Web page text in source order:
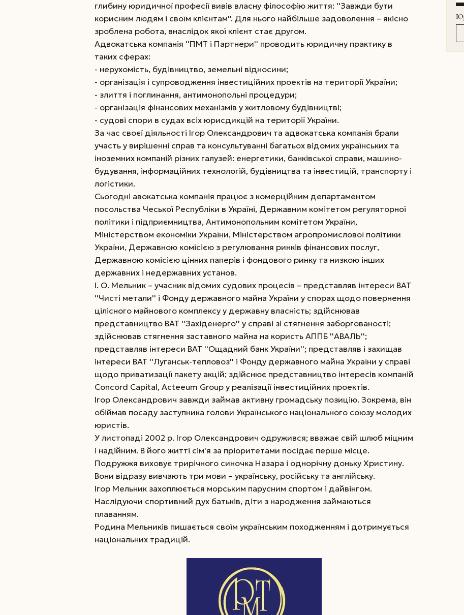
глибину юридичної професії вивів власну філософію життя: ''Завжди бути
корисним людям і своїм клієнтам''. Для нього найбільше задоволення – якісно
зроблена робота, внаслідок якої клієнт стає другом.
Адвокатська компанія ''ПМТ і Партнери'' проводить юридичну практику в
таких сферах:
- нерухомість, будівництво, земельні відносини;
- організація і супроводження інвестиційних проектів на території України;
- злиття і поглинання, антимонопольні процедури;
- організація фінансових механізмів у житловому будівництві;
- судові спори в судах всіх юрисдикцій на території України.
За час своєї діяльності Ігор Олександрович та адвокатська компанія брали
участь у вирішенні справ та консультуванні багатьох відомих українських та
іноземних компаній різних галузей: енергетики, банківської справи, машино-
будування, інформаційних технологій, будівництва та інвестицій, транспорту і
логістики.
Сьогодні авокатська компанія працює з комерційним департаментом
посольства Чеської Республіки в Україні, Державним комітетом регуляторної
політики і підприємництва, Антимонопольним комітетом України,
Міністерством економіки України, Міністерством агропромислової політики
України, Державною комісією з регулювання ринків фінансових послуг,
Державною комісією цінних паперів і фондового ринку та низкою інших
державних і недержавних установ.
І. О. Мельник – учасник відомих судових процесів – представляв інтереси ВАТ
''Чисті метали'' і Фонду державного майна України у спорах щодо повернення
цілісного майнового комплексу у державну власність; здійснював
представництво ВАТ ''Західенерго'' у справі зі стягнення заборгованості;
здійснював стягнення заставного майна на користь АППБ ''АВАЛЬ'';
представляв інтереси ВАТ ''Ощадний банк України''; представляв і захищав
інтереси ВАТ ''Луганськ-тепловоз'' і Фонду державного майна України у справі
щодо приватизації пакету акцій; здійснює представництво інтересів компаній
Concord Capital, Acteeum Group у реалізації інвестиційних проектів.
Ігор Олександрович завжди займав активну громадську позицію. Зокрема, він
обіймав посаду заступника голови Українського національного союзу молодих
юристів.
У листопаді 2002 р. Ігор Олександрович одружився; вважає свій шлюб міцним
і надійним. В його житті сім'я за пріоритетами посідає перше місце.
Подружжя виховує трирічного синочка Назара і однорічну доньку Христину.
Вони відразу вивчають три мови – українську, російську та англійську.
Ігор Мельник захоплюється морським парусним спортом і дайвінгом.
Наслідуючи спортивний дух батьків, діти з народження займаються
плаванням.
Родина Мельників пишається своїм українським походженням і дотримується
національних традицій.